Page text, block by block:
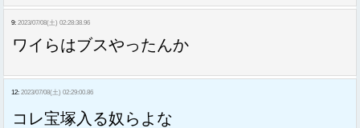
9: 2023/07/08(土) 02:28:38.96
ワイらはブスやったんか
12: 2023/07/08(土) 02:29:00.86
コレ宝塚入る奴らよな